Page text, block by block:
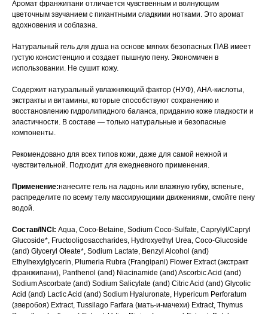
Аромат франжипани отличается чувственным и волнующим
цветочным звучанием с пикантными сладкими нотками. Это аромат
вдохновения и соблазна.
Натуральный гель для душа на основе мягких безопасных ПАВ имеет
густую консистенцию и создает пышную пену. Экономичен в
использовании. Не сушит кожу.
Содержит натуральный увлажняющий фактор (НУФ), AHA-кислоты,
экстракты и витамины, которые способствуют сохранению и
восстановлению гидролипидного баланса, приданию коже гладкости и
эластичности. В составе — только натуральные и безопасные
компоненты.
Рекомендовано для всех типов кожи, даже для самой нежной и
чувствительной. Подходит для ежедневного применения.
Применение:нанесите гель на ладонь или влажную губку, вспеньте,
распределите по всему телу массирующими движениями, смойте пену
водой.
Состав/INCI: Aqua, Coco-Betaine, Sodium Coco-Sulfate, Caprylyl/Capryl
Glucoside*, Fructooligosaccharides, Hydroxyethyl Urea, Coco-Glucoside
(and) Glyceryl Oleate*, Sodium Lactate, Benzyl Alcohol (and)
Ethylhexylglycerin, Plumeria Rubra (Frangipani) Flower Extract (экстракт
франжипани), Panthenol (and) Niacinamide (and) Ascorbic Acid (and)
Sodium Ascorbate (and) Sodium Salicylate (and) Citric Acid (and) Glycolic
Acid (and) Lactic Acid (and) Sodium Hyaluronate, Hypericum Perforatum
(зверобоя) Extract, Tussilago Farfara (мать-и-мачехи) Extract, Thymus